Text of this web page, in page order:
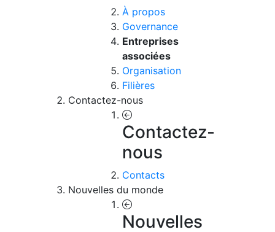
À propos
Governance
Entreprises
associées
Organisation
Filières
Contactez-nous
Contactez-
nous
Contacts
Nouvelles du monde
Nouvelles